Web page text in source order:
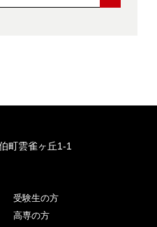
町雲雀ヶ丘1-1
受験生の方
高専の方